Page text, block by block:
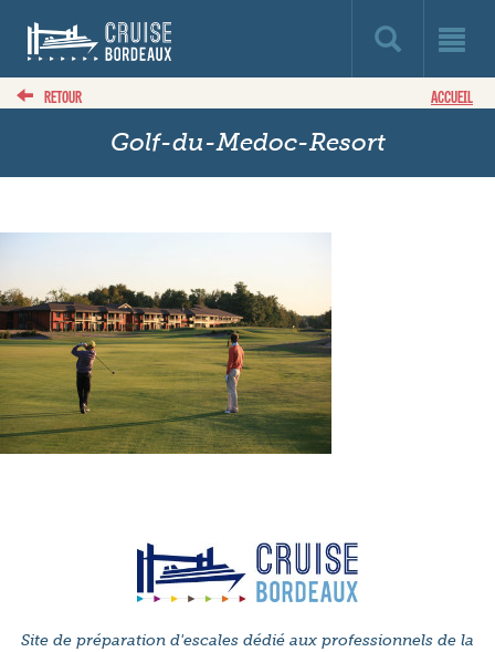
RETOUR ACCUEIL
Golf-du-Medoc-Resort
Site de préparation d'escales dédié aux professionnels de la